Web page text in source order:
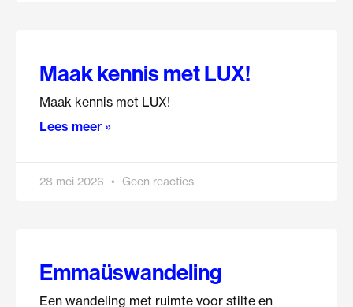
Maak kennis met LUX!
Maak kennis met LUX!
Lees meer »
28 mei 2026 Geen reacties
Emmaüswandeling
Een wandeling met ruimte voor stilte en